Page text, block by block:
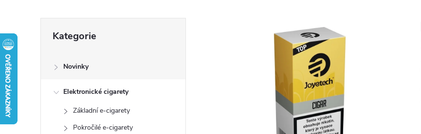
kategorie
Kategorie
Novinky
Elektronické cigarety
Základní e-cigarety
Pokročilé e-cigarety